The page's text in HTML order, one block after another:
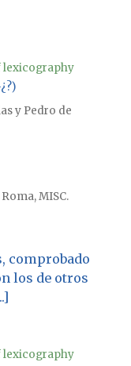
lexicography
y Pedro de
MISC.
comprobado
los de otros
lexicography